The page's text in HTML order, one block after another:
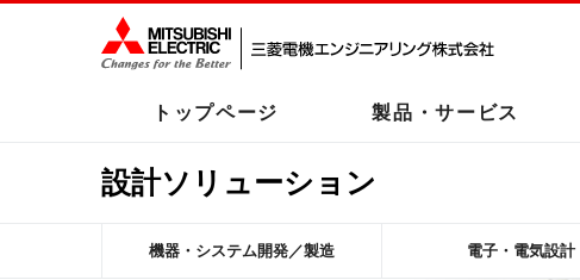
トップページ 製品・サービス
設計ソリューション
機器・システム開発／製造 電子・電気設計